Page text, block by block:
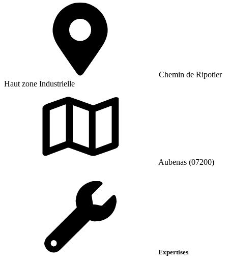
Chemin de Ripotier
Haut zone Industrielle
Aubenas (07200)
Expertises